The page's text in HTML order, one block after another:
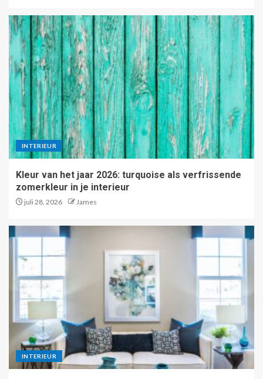
INTERIEUR
Kleur van het jaar 2026: turquoise als verfrissende
zomerkleur in je interieur
juli 28, 2026 James
INTERIEUR